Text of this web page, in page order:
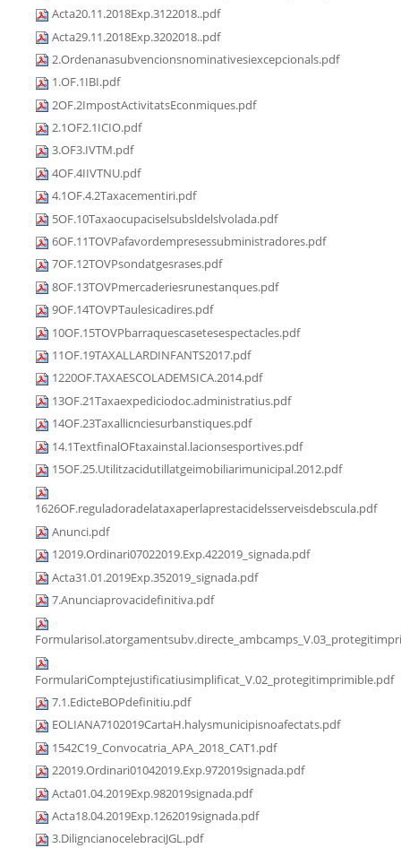
Acta20.11.2018Exp.3122018..pdf
Acta29.11.2018Exp.3202018..pdf
2.Ordenanasubvencionsnominativesiexcepcionals.pdf
1.OF.1IBI.pdf
2OF.2ImpostActivitatsEconmiques.pdf
2.1OF2.1ICIO.pdf
3.OF3.IVTM.pdf
4OF.4IIVTNU.pdf
4.1OF.4.2Taxacementiri.pdf
5OF.10Taxaocupaciselsubsldelslvolada.pdf
6OF.11TOVPafavordempresessubministradores.pdf
7OF.12TOVPsondatgesrases.pdf
8OF.13TOVPmercaderiesrunestanques.pdf
9OF.14TOVPTaulesicadires.pdf
10OF.15TOVPbarraquescasetesespectacles.pdf
11OF.19TAXALLARDINFANTS2017.pdf
1220OF.TAXAESCOLADEMSICA.2014.pdf
13OF.21Taxaexpediciodoc.administratius.pdf
14OF.23Taxallicnciesurbanstiques.pdf
14.1TextfinalOFtaxainstal.lacionsesportives.pdf
15OF.25.Utilitzacidutillatgeimobiliarimunicipal.2012.pdf
1626OF.reguladoradelataxaperlaprestacidelsserveisdebscula.pdf
Anunci.pdf
12019.Ordinari07022019.Exp.422019_signada.pdf
Acta31.01.2019Exp.352019_signada.pdf
7.Anunciaprovacidefinitiva.pdf
FormulariComptejustificatiusimplificat_V.02_protegitimprimible.pdf
7.1.EdicteBOPdefinitiu.pdf
EOLIANA7102019CartaH.halysmunicipisnoafectats.pdf
1542C19_Convocatria_APA_2018_CAT1.pdf
22019.Ordinari01042019.Exp.972019signada.pdf
Acta01.04.2019Exp.982019signada.pdf
Acta18.04.2019Exp.1262019signada.pdf
3.DiligncianocelebraciJGL.pdf